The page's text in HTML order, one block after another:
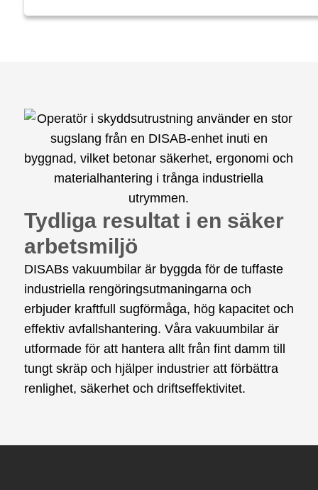
Tydliga resultat i en säker
arbetsmiljö
DISABs vakuumbilar är byggda för de tuffaste
industriella rengöringsutmaningarna och
erbjuder kraftfull sugförmåga, hög kapacitet och
effektiv avfallshantering. Våra vakuumbilar är
utformade för att hantera allt från fint damm till
tungt skräp och hjälper industrier att förbättra
renlighet, säkerhet och driftseffektivitet.